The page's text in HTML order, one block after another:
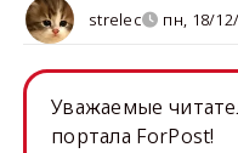
strelec пн, 18/
Уважаемые
портала ForPost!